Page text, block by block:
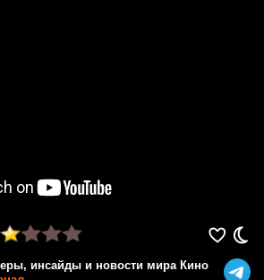
инсайды и новости мира Кино